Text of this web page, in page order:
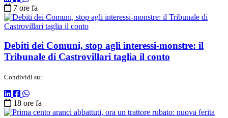
7 ore fa
Debiti dei Comuni, stop agli interessi-monstre: il
Tribunale di Castrovillari taglia il conto
Condividi su:
18 ore fa